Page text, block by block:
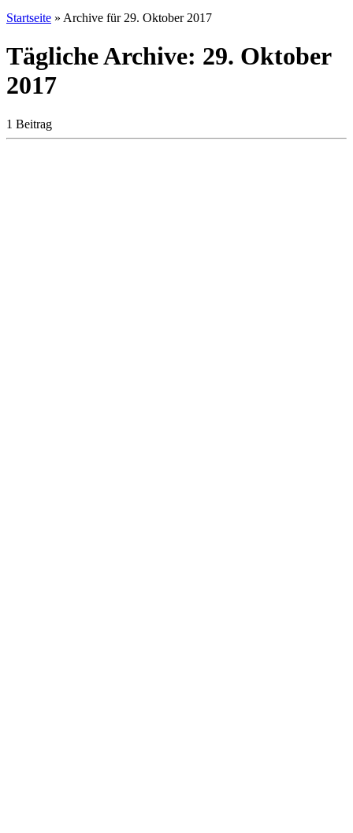
Startseite » Archive für 29. Oktober 2017
Tägliche Archive: 29. Oktober
2017
1 Beitrag